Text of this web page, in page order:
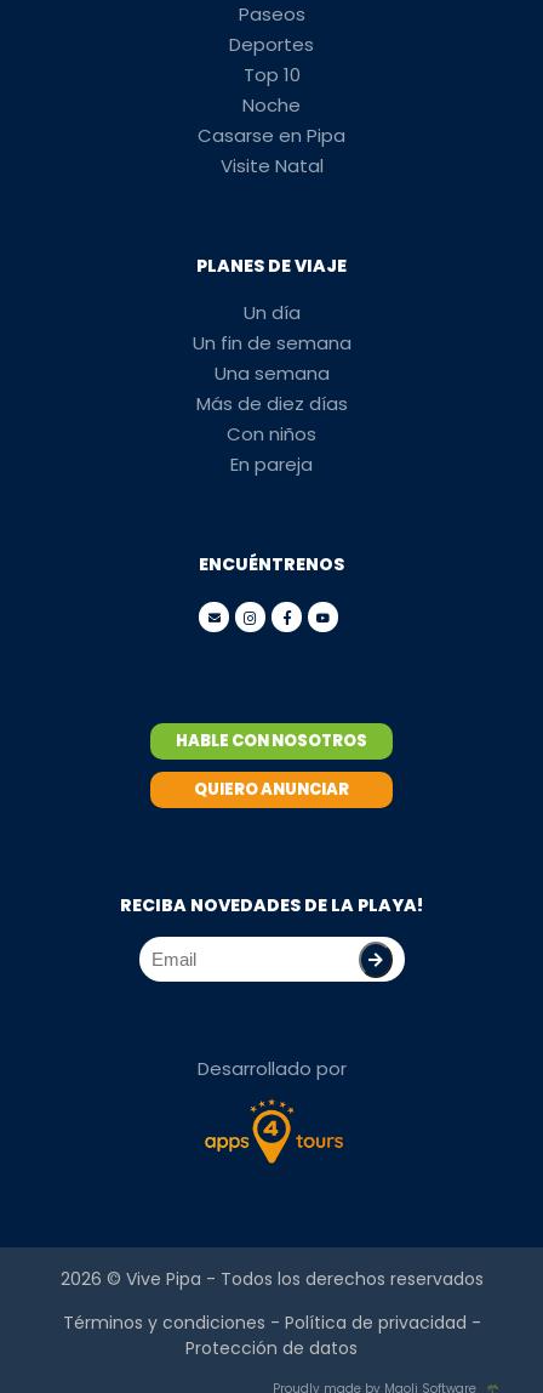
Paseos
Deportes
Top 10
Noche
Casarse en Pipa
Visite Natal
PLANES DE VIAJE
Un día
Un fin de semana
Una semana
Más de diez días
Con niños
En pareja
ENCUÉNTRENOS
HABLE CON NOSOTROS
QUIERO ANUNCIAR
RECIBA NOVEDADES DE LA PLAYA!
Desarrollado por
2026 © Vive Pipa - Todos los derechos reservados
Términos y condiciones - Política de privacidad -
Protección de datos
Proudly made by Maoli Software